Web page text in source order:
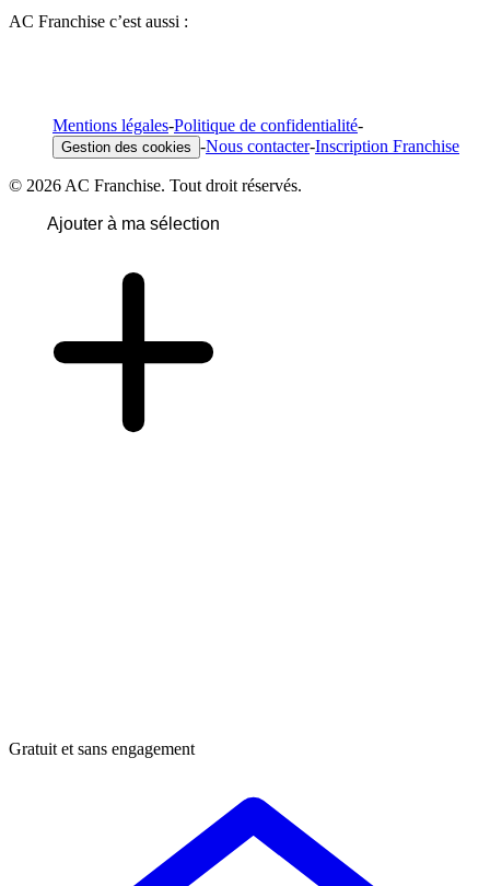
AC Franchise c’est aussi :
Mentions légales-Politique de confidentialité-
Gestion des cookies -Nous contacter-Inscription Franchise
© 2026 AC Franchise. Tout droit réservés.
Ajouter à ma sélection
Gratuit et sans engagement